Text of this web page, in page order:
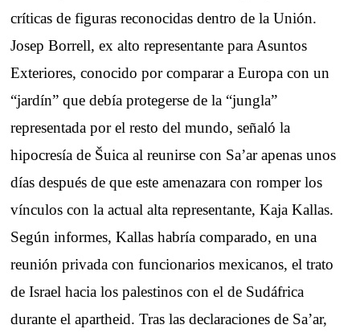
críticas de figuras reconocidas dentro de la Unión.
Josep Borrell, ex alto representante para Asuntos
Exteriores, conocido por comparar a Europa con un
“jardín” que debía protegerse de la “jungla”
representada por el resto del mundo, señaló la
hipocresía de Šuica al reunirse con Sa’ar apenas unos
días después de que este amenazara con romper los
vínculos con la actual alta representante, Kaja Kallas.
Según informes, Kallas habría comparado, en una
reunión privada con funcionarios mexicanos, el trato
de Israel hacia los palestinos con el de Sudáfrica
durante el apartheid. Tras las declaraciones de Sa’ar,